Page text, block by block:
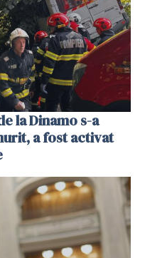
la Dinamo s-a
a fost activat